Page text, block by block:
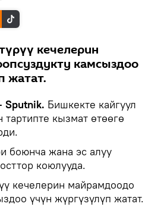
кечелерин
камсыздоо
жатат.
Бишкекте кайгуул
тартипте кызмат өтөөгө
боюнча жана эс алуу
коюлууда.
кечелерин майрамдоодо
үчүн жүргүзүлүп жатат.